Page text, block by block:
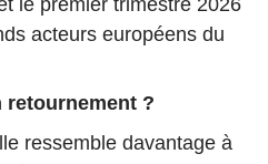
acteurs européens du
retournement ?
ressemble davantage à